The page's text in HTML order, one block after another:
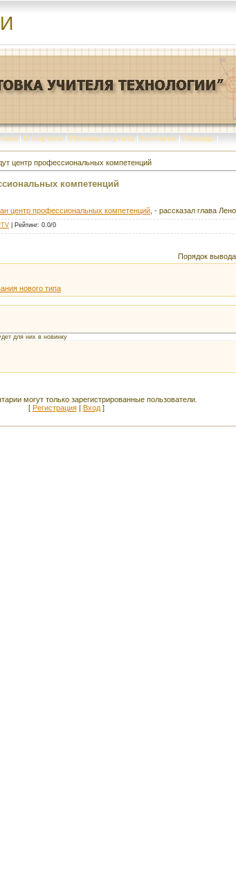
| О портале | Реклама портала | Контакты | Помощь |
центр профессиональных компетенций
компетенций
центр профессиональных компетенций , - рассказал глава
Рейтинг: 0.0/0
Порядок
нового типа
для них в новинку
могут только зарегистрированные пользователи.
[ Регистрация| Вход]